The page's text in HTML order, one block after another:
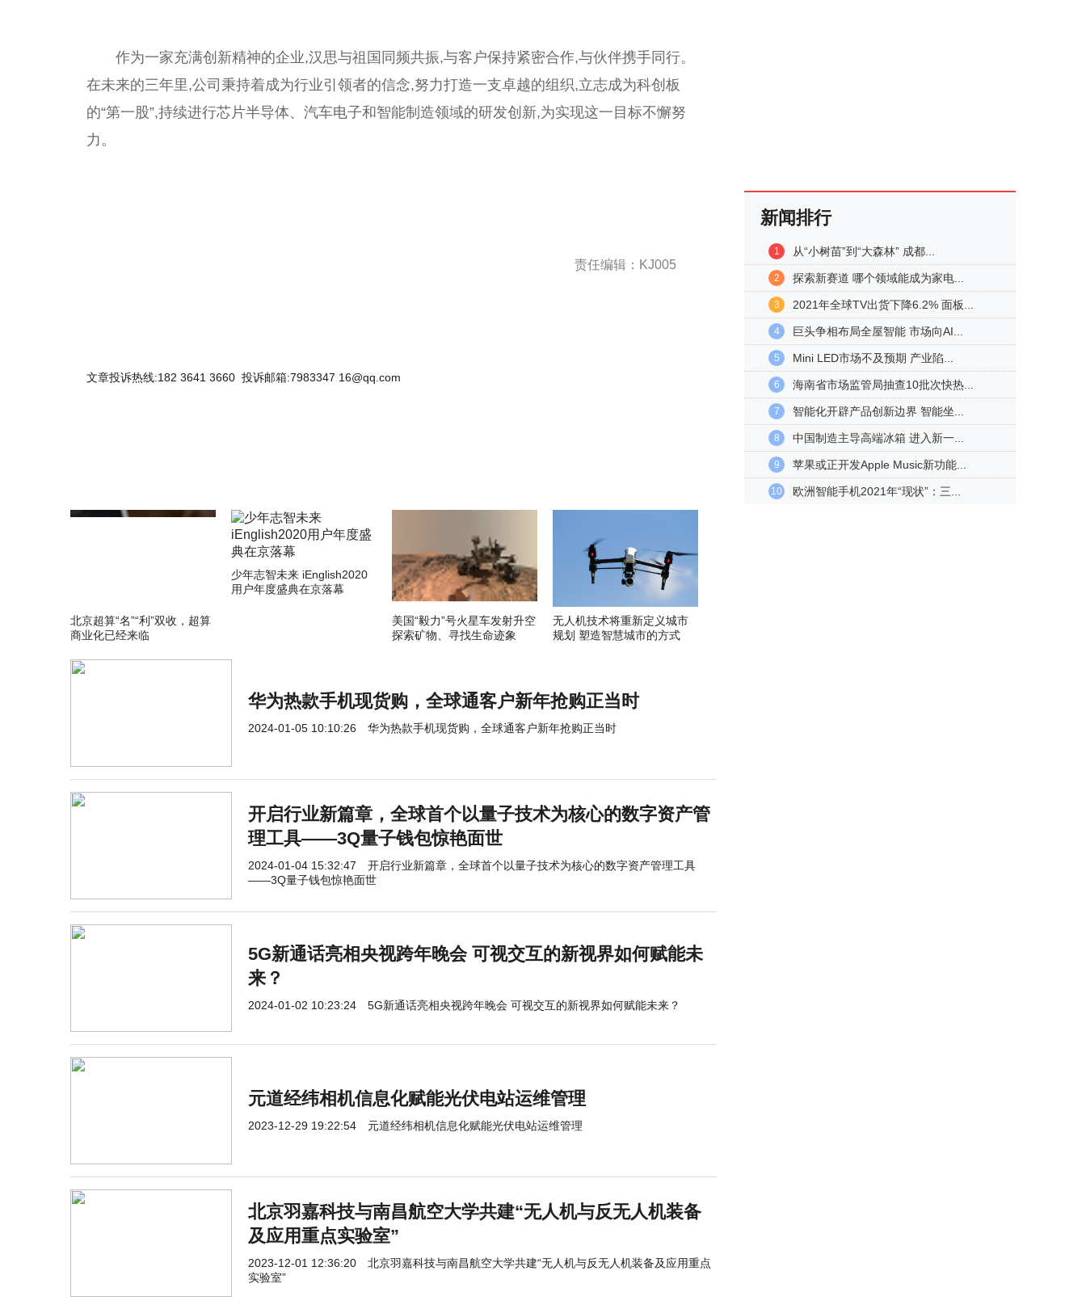
作为一家充满创新精神的企业,汉思与祖国同频共振,与客户保持紧密合作,与伙伴携手同行。
在未来的三年里,公司秉持着成为行业引领者的信念,努力打造一支卓越的组织,立志成为科创板
的“第一股”,持续进行芯片半导体、汽车电子和智能制造领域的研发创新,为实现这一目标不懈努
力。
责任编辑：KJ005
文章投诉热线:182 3641 3660 投诉邮箱:7983347 16@qq.com
北京超算“名”“利”双收，超算
商业化已经来临
少年志智未来 iEnglish2020
用户年度盛典在京落幕
美国“毅力”号火星车发射升空
探索矿物、寻找生命迹象
无人机技术将重新定义城市
规划 塑造智慧城市的方式
华为热款手机现货购，全球通客户新年抢购正当时
2024-01-05 10:10:26 华为热款手机现货购，全球通客户新年抢购正当时
开启行业新篇章，全球首个以量子技术为核心的数字资产管
理工具——3Q量子钱包惊艳面世
2024-01-04 15:32:47
开启行业新篇章，全球首个以量子技术为核心的数字资产管理工具
——3Q量子钱包惊艳面世
5G新通话亮相央视跨年晚会 可视交互的新视界如何赋能未
来？
2024-01-02 10:23:24 5G新通话亮相央视跨年晚会 可视交互的新视界如何赋能未来？
元道经纬相机信息化赋能光伏电站运维管理
2023-12-29 19:22:54 元道经纬相机信息化赋能光伏电站运维管理
北京羽嘉科技与南昌航空大学共建“无人机与反无人机装备
及应用重点实验室”
2023-12-01 12:36:20
北京羽嘉科技与南昌航空大学共建“无人机与反无人机装备及应用重点
实验室”
新闻排行
1 从“小树苗”到“大森林” 成都...
2 探索新赛道 哪个领域能成为家电...
3 2021年全球TV出货下降6.2% 面板...
4 巨头争相布局全屋智能 市场向AI...
5 Mini LED市场不及预期 产业陷...
6 海南省市场监管局抽查10批次快热...
7 智能化开辟产品创新边界 智能坐...
8 中国制造主导高端冰箱 进入新一...
9 苹果或正开发Apple Music新功能...
10 欧洲智能手机2021年“现状”：三...